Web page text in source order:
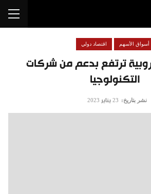
ترتفع بدعم من شركات
التكنولوجيا
أسواق الأسهم اقتصاد دولي
نشر بتاريخ: 23 يناير 2023